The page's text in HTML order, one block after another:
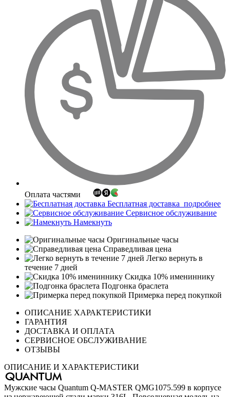
Оплата частями
Бесплатная доставка подробнее
Сервисное обслуживание
Намекнуть
Оригинальные часы
Справедливая цена
Легко вернуть в
течение 7 дней
Скидка 10% имениннику
Подгонка браслета
Примерка перед покупкой
ОПИСАНИЕ ХАРАКТЕРИСТИКИ
ГАРАНТИЯ
ДОСТАВКА И ОПЛАТА
СЕРВИСНОЕ ОБСЛУЖИВАНИЕ
ОТЗЫВЫ
ОПИСАНИЕ И ХАРАКТЕРИСТИКИ
Мужские часы Quantum Q-MASTER QMG1075.599 в корпусе